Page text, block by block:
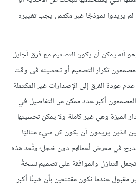
لم يريدوا نموذجًا غير مكتمل يجب تغييره
أنه يمكن أن يكون التصميم مع فرق أجايل
تكرار التصميم أو تحسينه في وقت
عودة الفرق إلى الإصدارات غير المكتملة
أكبر عدد ممكن من التفاصيل في
الميزة وهي غير كاملة ولا يمكن تحسينها
الذين يريدون أن يكون كل شيء مثاليًا
في معرض أعمالهم دون خجل؛ وتُعد هذه
التنازل والموافقة على تصميم نسخةً
عندما نكون مقتنعين بأن شيئًا أكبر